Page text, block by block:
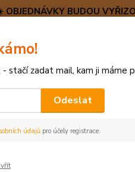
BUDOU
Hledat
stačí zadat mail, kam ji máme
Odeslat
údajů pro účely registrace.